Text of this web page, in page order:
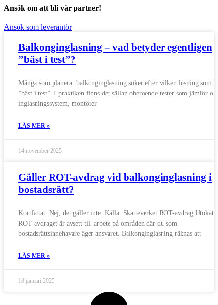
Ansök om att bli vår partner!
Ansök som leverantör
Balkonginglasning – vad betyder egentligen
”bäst i test”?
Många som planerar balkonginglasning söker efter vilken lösning som
”bäst i test”. I praktiken finns det sällan oberoende tester som jämför
inglasningssystem, montörer
LÄS MER »
14 november 2025
Gäller ROT-avdrag vid balkonginglasning i
bostadsrätt?
Kortfattat: Nej, det gäller inte. Källa: Skatteverket ROT-avdrag Utökat
ROT-avdraget är avsett till arbete på områden där du som
bostadsrättsinnehavare äger ansvaret. Balkonginglasning räknas att
LÄS MER »
18 januari 2025